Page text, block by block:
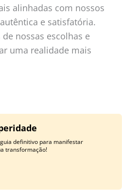
alinhadas com nossos
e satisfatória.
nossas escolhas e
uma realidade mais
definitivo para manifestar
transformação!